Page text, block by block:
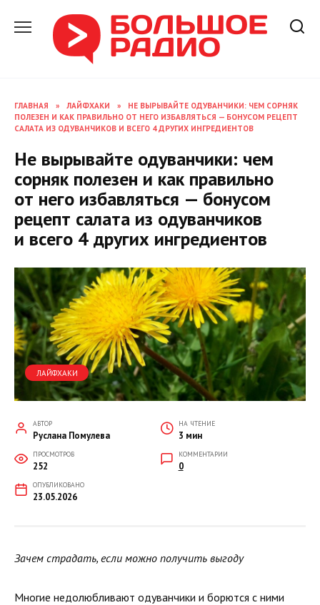
содержанию
ГЛАВНАЯ » ЛАЙФХАКИ »
НЕ ВЫРЫВАЙТЕ ОДУВАНЧИКИ: ЧЕМ СОРНЯК
ПОЛЕЗЕН И КАК ПРАВИЛЬНО ОТ НЕГО ИЗБАВЛЯТЬСЯ — БОНУСОМ РЕЦЕПТ
САЛАТА ИЗ ОДУВАНЧИКОВ И ВСЕГО 4 ДРУГИХ ИНГРЕДИЕНТОВ
Не вырывайте одуванчики: чем
сорняк полезен и как правильно
от него избавляться — бонусом
рецепт салата из одуванчиков
и всего 4 других ингредиентов
ЛАЙФХАКИ
АВТОР
Руслана Помулева
НА ЧТЕНИЕ
3 мин
ПРОСМОТРОВ
252
КОММЕНТАРИИ
0
ОПУБЛИКОВАНО
23.05.2026
Зачем страдать, если можно получить выгоду
Многие недолюбливают одуванчики и борются с ними